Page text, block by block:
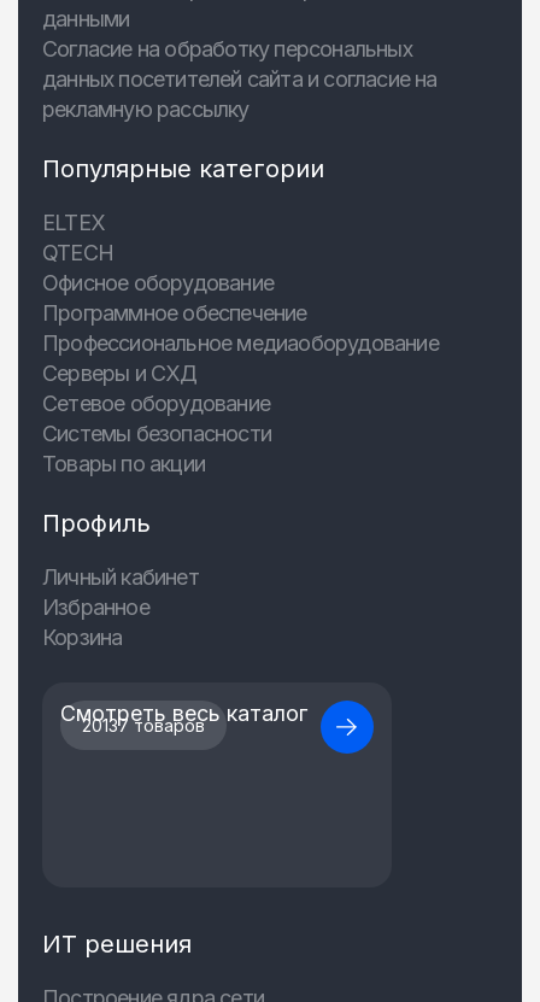
данными
Согласие на обработку персональных
данных посетителей сайта и согласие на
рекламную рассылку
Популярные категории
ELTEX
QTECH
Офисное оборудование
Программное обеспечение
Профессиональное медиаоборудование
Серверы и СХД
Сетевое оборудование
Системы безопасности
Товары по акции
Профиль
Личный кабинет
Избранное
Корзина
20137 товаров
Смотреть весь каталог
ИТ решения